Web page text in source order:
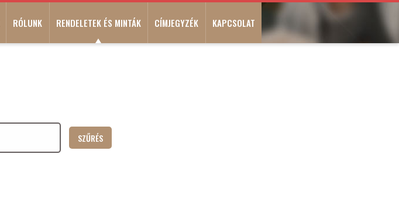
RÓLUNK RENDELETEK ÉS MINTÁK CÍMJEGYZÉK KAPCSOLAT